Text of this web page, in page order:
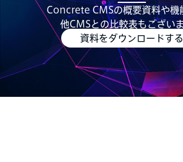
Concrete CMSの概要資料や機
他CMSとの比較表もございま
資料をダウンロードする